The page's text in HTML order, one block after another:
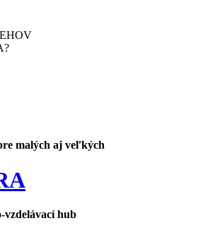
malých aj veľkých
vzdelávací hub